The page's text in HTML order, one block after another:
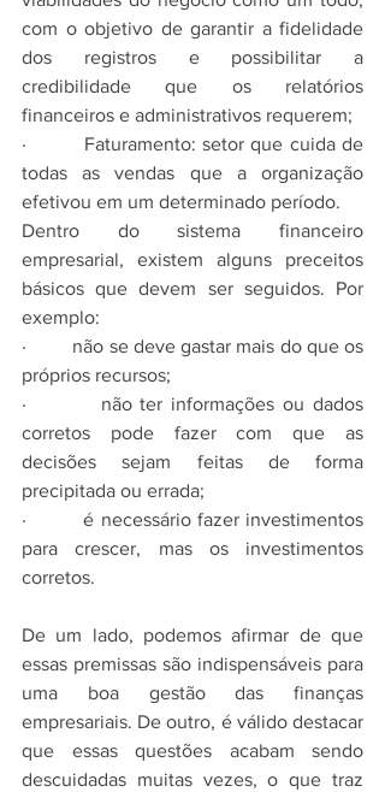
com o objetivo de garantir a fidelidade
dos registros e possibilitar a
credibilidade que os relatórios
financeiros e administrativos requerem;
·         Faturamento: setor que cuida de
todas as vendas que a organização
efetivou em um determinado período.
Dentro do sistema financeiro
empresarial, existem alguns preceitos
básicos que devem ser seguidos. Por
exemplo:
·         não se deve gastar mais do que os
próprios recursos;
·         não ter informações ou dados
corretos pode fazer com que as
decisões sejam feitas de forma
precipitada ou errada;
·         é necessário fazer investimentos
para crescer, mas os investimentos
corretos.
De um lado, podemos afirmar de que
essas premissas são indispensáveis para
uma boa gestão das finanças
empresariais. De outro, é válido destacar
que essas questões acabam sendo
descuidadas muitas vezes, o que traz